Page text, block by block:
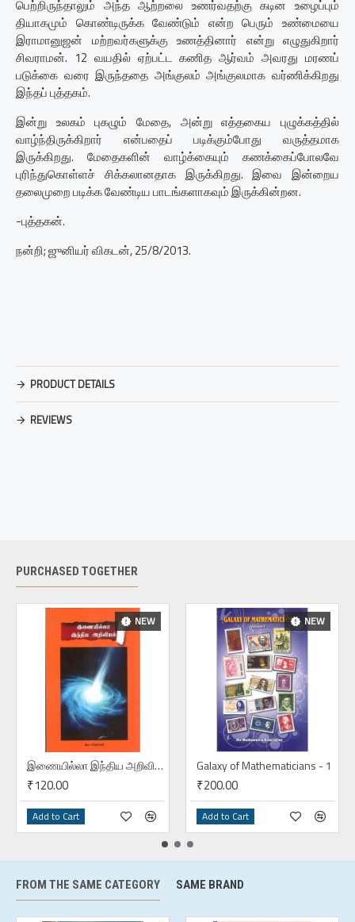
பெற்றிருந்தாலும் அந்த ஆற்றலை உணர்வதற்கு கடின உழைப்பும்
தியாகமும் கொண்டிருக்க வேண்டும் என்ற பெரும் உண்மையை
இராமானுஜன் மற்றவர்களுக்கு உணத்தினார் என்று எழுதுகிறார்
சிவராமன். 12 வயதில் ஏற்பட்ட கணித ஆர்வம் அவரது மரணப்
படுக்கை வரை இருந்ததை அங்குலம் அங்குலமாக வர்ணிக்கிறது
இந்தப் புத்தகம்.
இன்று உலகம் புகழும் மேதை, அன்று எத்தகைய புழுக்கத்தில்
வாழ்ந்திருக்கிறார் என்பதைப் படிக்கும்போது வருத்தமாக
இருக்கிறது. மேதைகளின் வாழ்க்கையும் கணக்கைப்போலவே
புரிந்துகொள்ளச் சிக்கலானதாக இருக்கிறது. இவை இன்றைய
தலைமுறை படிக்க வேண்டிய பாடங்களாகவும் இருக்கின்றன.
-புத்தகன்.
நன்றி; ஜுனியர் விகடன், 25/8/2013.
PRODUCT DETAILS
REVIEWS
PURCHASED TOGETHER
NEW
இணையில்லா இந்திய அறிவியல்
₹120.00
Add to Cart
NEW
Galaxy of Mathematicians - 1
₹200.00
Add to Cart
FROM THE SAME CATEGORY SAME BRAND